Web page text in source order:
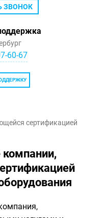
ЗВОНОК
60-67
сертификацией